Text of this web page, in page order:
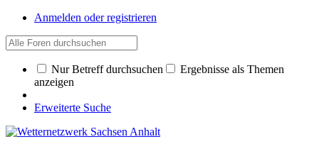
Anmelden oder registrieren
Nur Betreff durchsuchen
Ergebnisse als Themen
anzeigen
Erweiterte Suche